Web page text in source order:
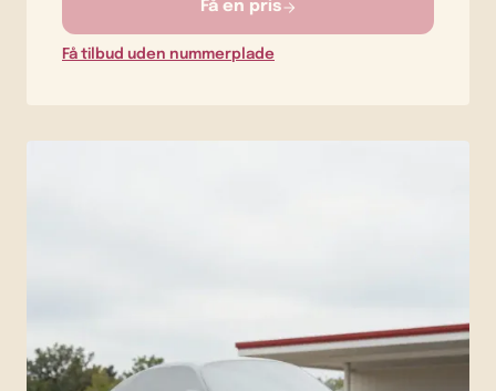
Få en pris
Få tilbud uden nummerplade